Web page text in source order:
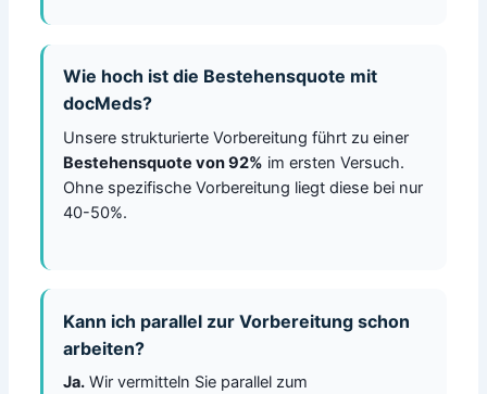
Wie hoch ist die Bestehensquote mit
docMeds?
Unsere strukturierte Vorbereitung führt zu einer
Bestehensquote von 92% im ersten Versuch.
Ohne spezifische Vorbereitung liegt diese bei nur
40-50%.
Kann ich parallel zur Vorbereitung schon
arbeiten?
Ja.Wir vermitteln Sie parallel zum